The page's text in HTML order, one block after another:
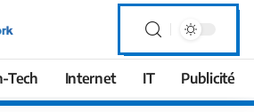
Tech Internet IT Publicité